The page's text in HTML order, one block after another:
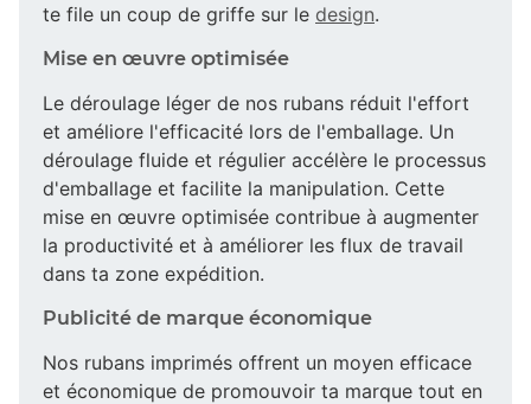
te file un coup de griffe sur le design.
Mise en œuvre optimisée
Le déroulage léger de nos rubans réduit l'effort
et améliore l'efficacité lors de l'emballage. Un
déroulage fluide et régulier accélère le processus
d'emballage et facilite la manipulation. Cette
mise en œuvre optimisée contribue à augmenter
la productivité et à améliorer les flux de travail
dans ta zone expédition.
Publicité de marque économique
Nos rubans imprimés offrent un moyen efficace
et économique de promouvoir ta marque tout en